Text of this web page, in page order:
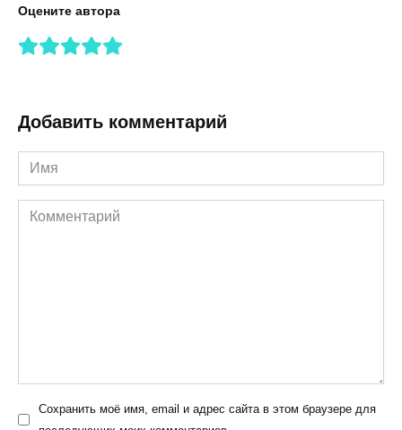
Оцените автора
Добавить комментарий
Имя
Комментарий
Сохранить моё имя, email и адрес сайта в этом браузере для